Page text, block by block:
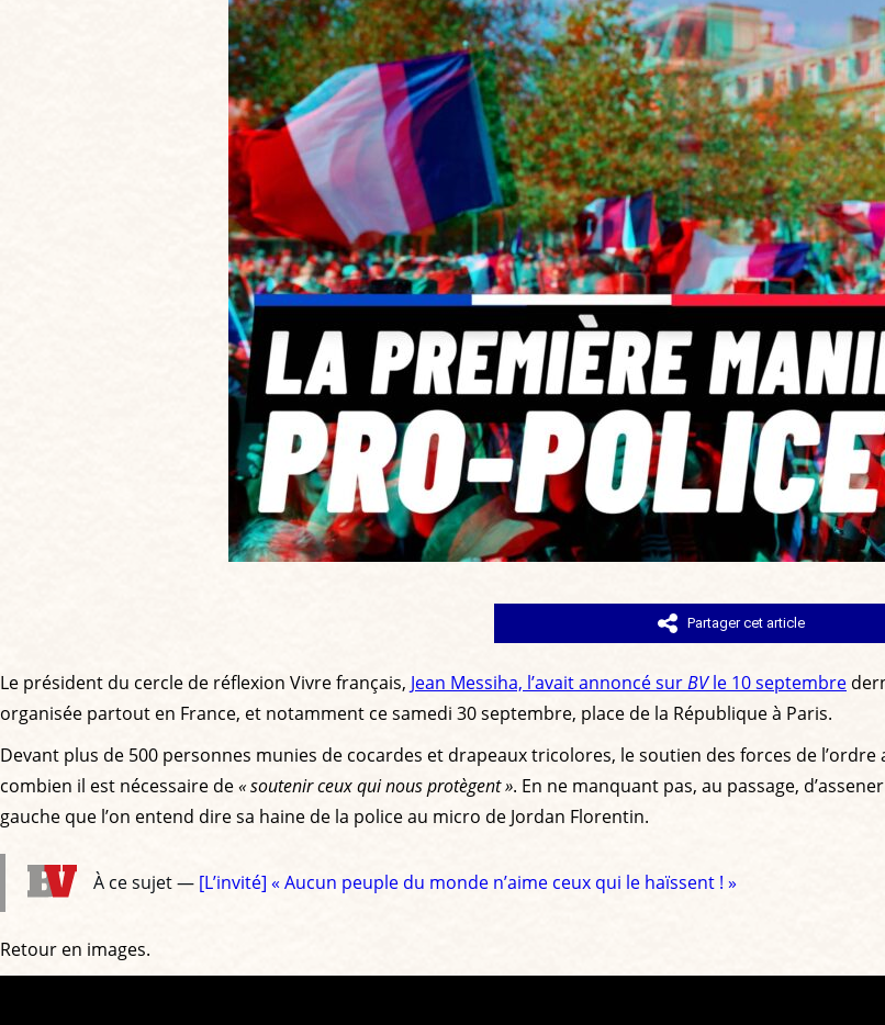
Partager cet article
Le président du cercle de réflexion Vivre français, Jean Messiha, l’avait annoncé surBVle 10 septembre
organisée partout en France, et notamment ce samedi 30 septembre, place de la République à Paris.
Devant plus de 500 personnes munies de cocardes et drapeaux tricolores, le soutien des forces de
combien il est nécessaire de« soutenir ceux qui nous protègent ». En ne manquant pas, au passage,
gauche que l’on entend dire sa haine de la police au micro de Jordan Florentin.
À ce sujet — [L’invité] « Aucun peuple du monde n’aime ceux qui le haïssent ! »
Retour en images.